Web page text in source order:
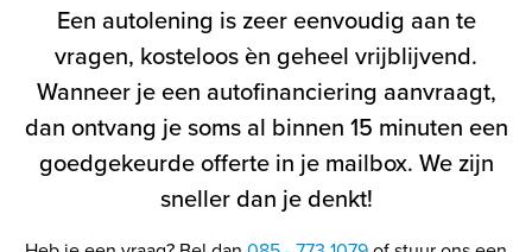
Een autolening is zeer eenvoudig aan te
vragen, kosteloos èn geheel vrijblijvend.
Wanneer je een autofinanciering aanvraagt,
dan ontvang je soms al binnen 15 minuten een
goedgekeurde offerte in je mailbox. We zijn
sneller dan je denkt!